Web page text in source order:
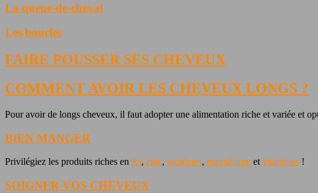
La queue-de-cheval
Les boucles
FAIRE POUSSER SES CHEVEUX
COMMENT AVOIR LES CHEVEUX LONGS ?
Pour avoir de longs cheveux, il faut adopter une alimentation riche et variée et
BIEN MANGER
Privilégiez les produits riches en fer, zinc, protéines, magnésium etvitamines !
SOIGNER VOS CHEVEUX